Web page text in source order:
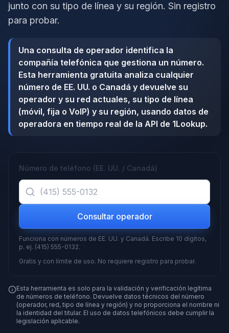
junto con su tipo de línea y su región. Sin registro
para probar.
Una consulta de operador identifica la
compañía telefónica que gestiona un número.
Esta herramienta gratuita analiza cualquier
número de EE. UU. o Canadá y devuelve su
operador y su red actuales, su tipo de línea
(móvil, fija o VoIP) y su región, usando datos de
operadora en tiempo real de la API de 1Lookup.
Número de teléfono (EE. UU. / Canadá)
Consultar operador
Funciona con números de EE. UU. y Canadá. Escribe 10 dígitos,
p. ej. (415) 555-0132.
Gratis y con límite de uso. No requiere registro para probar.
Esta herramienta es solo para la validación y verificación legítima
de números de teléfono. Devuelve datos técnicos del número
(operador, red, tipo de línea y región) y no proporciona el nombre ni
la identidad del titular. El uso de datos telefónicos debe cumplir la
legislación aplicable.